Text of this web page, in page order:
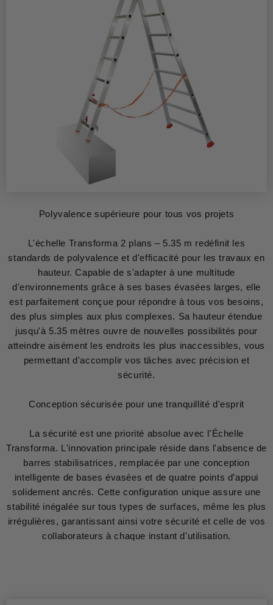
Polyvalence supérieure pour tous vos projets
L'échelle Transforma 2 plans – 5.35 m redéfinit les
standards de polyvalence et d'efficacité pour les travaux en
hauteur. Capable de s'adapter à une multitude
d'environnements grâce à ses bases évasées larges, elle
est parfaitement conçue pour répondre à tous vos besoins,
des plus simples aux plus complexes. Sa hauteur étendue
jusqu'à 5.35 mètres ouvre de nouvelles possibilités pour
atteindre aisément les endroits les plus inaccessibles, vous
permettant d'accomplir vos tâches avec précision et
sécurité.
Conception sécurisée pour une tranquillité d'esprit
La sécurité est une priorité absolue avec l'Échelle
Transforma. L'innovation principale réside dans l'absence de
barres stabilisatrices, remplacée par une conception
intelligente de bases évasées et de quatre points d’appui
solidement ancrés. Cette configuration unique assure une
stabilité inégalée sur tous types de surfaces, même les plus
irrégulières, garantissant ainsi votre sécurité et celle de vos
collaborateurs à chaque instant d'utilisation.